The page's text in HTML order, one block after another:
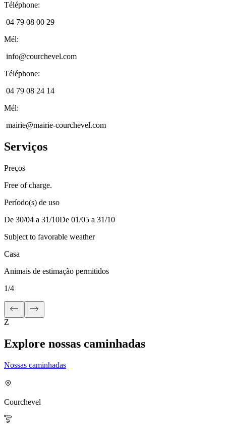
Téléphone:
04 79 08 00 29
Mél:
info@courchevel.com
Téléphone:
04 79 08 24 14
Mél:
mairie@mairie-courchevel.com
Serviços
Preços
Free of charge.
Período(s) de uso
De 30/04 a 31/10De 01/05 a 31/10
Subject to favorable weather
Casa
Animais de estimação permitidos
1/4
Z
Explore nossas caminhadas
Nossas caminhadas
Courchevel